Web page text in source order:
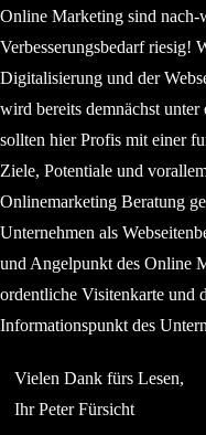
Online Marketing sind nach-
Verbesserungsbedarf riesig!
Digitalisierung und der
wird bereits demnächst
sollten hier Profis mit einer
Ziele, Potentiale und
Onlinemarketing Beratung
Unternehmen als
und Angelpunkt des Online
ordentliche Visitenkarte und
Informationspunkt des
Vielen Dank fürs Lesen,
Ihr Peter Fürsicht